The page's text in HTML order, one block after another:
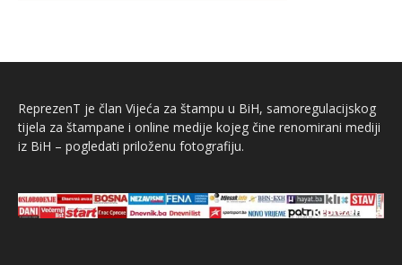
ReprezenT je član Vijeća za štampu u BiH, samoregulacijskog
tijela za štampane i online medije kojeg čine renomirani mediji
iz BiH – pogledati priloženu fotografiju.